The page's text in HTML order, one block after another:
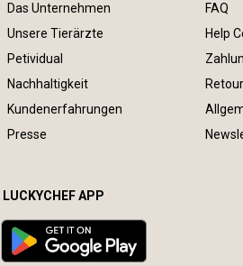
Das Unternehmen
Unsere Tierärzte
Petividual
Nachhaltigkeit
Kundenerfahrungen
Presse
FAQ
Help
LUCKYCHEF APP